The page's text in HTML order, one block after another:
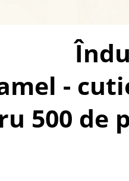
-
500 de